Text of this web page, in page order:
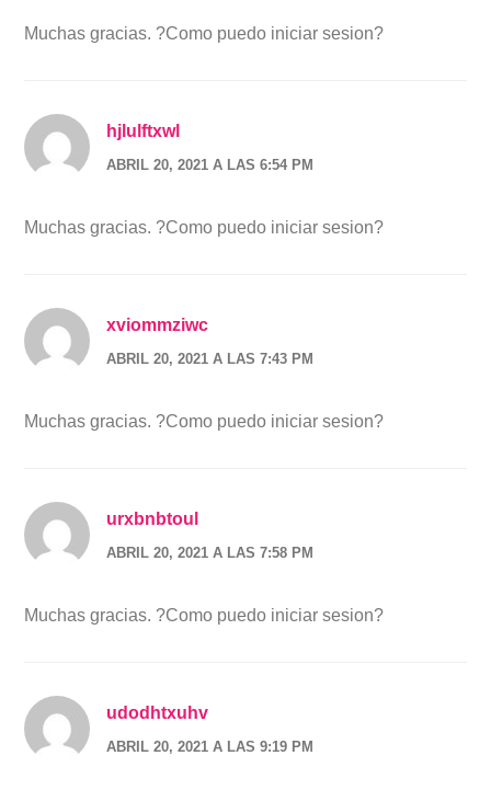
Muchas gracias. ?Como puedo iniciar sesion?
hjlulftxwl
ABRIL 20, 2021 A LAS 6:54 PM
Muchas gracias. ?Como puedo iniciar sesion?
xviommziwc
ABRIL 20, 2021 A LAS 7:43 PM
Muchas gracias. ?Como puedo iniciar sesion?
urxbnbtoul
ABRIL 20, 2021 A LAS 7:58 PM
Muchas gracias. ?Como puedo iniciar sesion?
udodhtxuhv
ABRIL 20, 2021 A LAS 9:19 PM